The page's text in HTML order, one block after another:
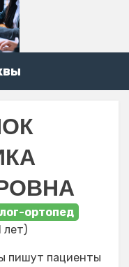
ортопед
лет)
пишут пациенты